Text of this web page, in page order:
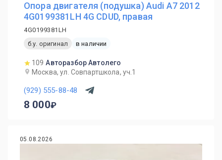
Опора двигателя (подушка) Audi A7 2012
4G0199381LH 4G CDUD, правая
4G0199381LH
б.у. оригинал
в наличии
109 Авторазбор Автолего
Москва, ул. Совпартшкола, уч.1
(929) 555-88-48
8 000
05.08.2026